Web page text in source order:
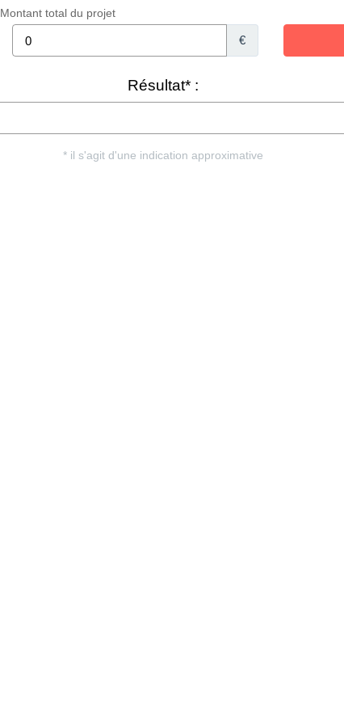
Montant total du projet
€
Résultat* :
* il s'agit d'une indication approximative